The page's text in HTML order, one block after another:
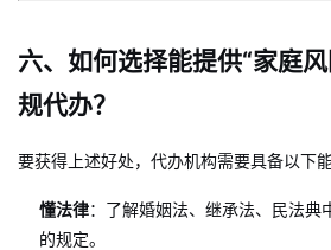
六、如何选择能提供“家庭
规代办？
要获得上述好处，代办机构需要具备以下能
懂法律：了解婚姻法、继承法、民法典
的规定。